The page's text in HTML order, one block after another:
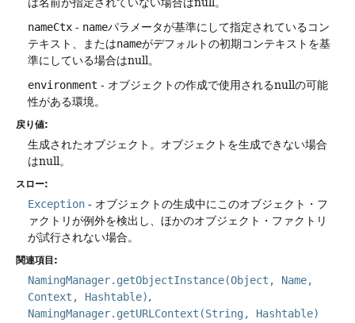
nameCtx - nameパラメータが基準にして指定されているコン
テキスト、またはnameがデフォルトの初期コンテキストを基
準にしている場合はnull。
environment - オブジェクトの作成で使用されるnullの可能
性がある環境。
戻り値:
生成されたオブジェクト。オブジェクトを生成できない場合
はnull。
スロー:
Exception - オブジェクトの生成中にこのオブジェクト・フ
ァクトリが例外を検出し、ほかのオブジェクト・ファクトリ
が試行されない場合。
関連項目:
NamingManager.getObjectInstance(Object, Name,
Context, Hashtable)
NamingManager.getURLContext(String, Hashtable)